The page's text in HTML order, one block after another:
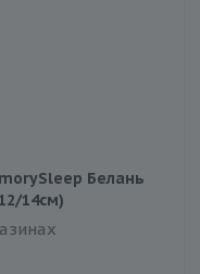
Белань
14см)